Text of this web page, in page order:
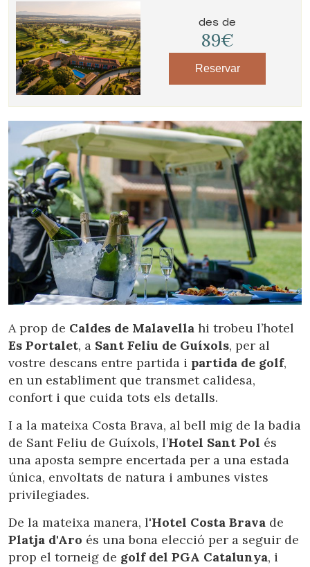
des de
89€
Reservar
A prop de Caldes de Malavella hi trobeu l’hotel
Es Portalet, a Sant Feliu de Guíxols, per al
vostre descans entre partida i partida de golf,
en un establiment que transmet calidesa,
confort i que cuida tots els detalls.
I a la mateixa Costa Brava, al bell mig de la badia
de Sant Feliu de Guíxols, l’Hotel Sant Pol és
una aposta sempre encertada per a una estada
única, envoltats de natura i ambunes vistes
privilegiades.
De la mateixa manera, l'Hotel Costa Brava de
Platja d'Aro és una bona elecció per a seguir de
prop el torneig de golf del PGA Catalunya, i